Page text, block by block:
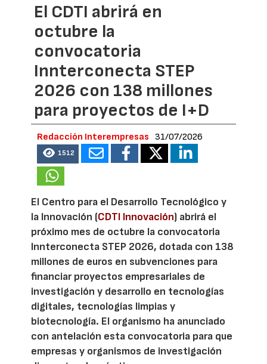
El CDTI abrirá en
octubre la
convocatoria
Innterconecta STEP
2026 con 138 millones
para proyectos de I+D
Redacción Interempresas 31/07/2026
1512
El Centro para el Desarrollo Tecnológico y
la Innovación (CDTI Innovación) abrirá el
próximo mes de octubre la convocatoria
Innterconecta STEP 2026, dotada con 138
millones de euros en subvenciones para
financiar proyectos empresariales de
investigación y desarrollo en tecnologías
digitales, tecnologías limpias y
biotecnología. El organismo ha anunciado
con antelación esta convocatoria para que
empresas y organismos de investigación